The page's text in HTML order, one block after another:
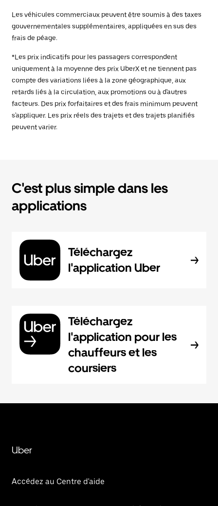
Les véhicules commerciaux peuvent être soumis à des taxes
gouvernementales supplémentaires, appliquées en sus des
frais de péage.
*Les prix indicatifs pour les passagers correspondent
uniquement à la moyenne des prix UberX et ne tiennent pas
compte des variations liées à la zone géographique, aux
retards liés à la circulation, aux promotions ou à d'autres
facteurs. Des prix forfaitaires et des frais minimum peuvent
s'appliquer. Les prix réels des trajets et des trajets planifiés
peuvent varier.
C'est plus simple dans les
applications
Téléchargez
l'application Uber
Téléchargez
l'application pour les
chauffeurs et les
coursiers
Uber
Accédez au Centre d'aide